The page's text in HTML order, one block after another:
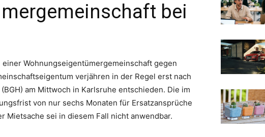
bei
Wohnungseigentümergemeinschaft gegen
verjähren in der Regel erst nach
am Mittwoch in Karlsruhe entschieden. Die im
von nur sechs Monaten für Ersatzansprüche
Mietsache sei in diesem Fall nicht anwendbar.